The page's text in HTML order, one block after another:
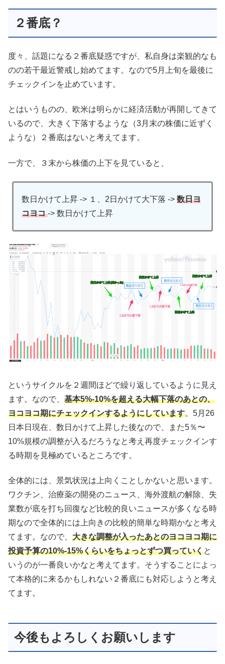
２番底？
度々、話題になる２番底疑惑ですが、私自身は楽観的なも
のの若干最近警戒し始めてます。なので5月上旬を最後に
チェックインを止めています。
とはいうものの、欧米は明らかに経済活動が再開してきて
いるので、大きく下落するような（3月末の株価に近ずく
ような）２番底はないと考えてます。
一方で、３末から株価の上下を見ていると、
数日かけて上昇 -> １、2日かけて大下落 ->数日ヨ
コヨコ-> 数日かけて上昇
というサイクルを２週間ほどで繰り返しているように見え
ます。なので、 基本5%-10%を超える大幅下落のあとの、
ヨコヨコ期にチェックインするようにしています。5月26
日本日現在、数日かけて上昇した後なので、また5％〜
10%規模の調整が入るだろうなと考え再度チェックインす
る時期を見極めているところです。
全体的には、景気状況は上向くことしかないと思います。
ワクチン、治療薬の開発のニュース、海外渡航の解除、失
業数が底を打ち回復など比較的良いニュースが多くなる時
期なので全体的には上向きの比較的簡単な時期かなと考え
てます。なので、 大きな調整が入ったあとのヨコヨコ期に
投資予算の10%-15%くらいをちょっとずつ買っていくと
いうのが一番良いかなと考えてます。そうすることによっ
て本格的に来るかもしれない２番底にも対応しようと考え
てます。
今後もよろしくお願いします